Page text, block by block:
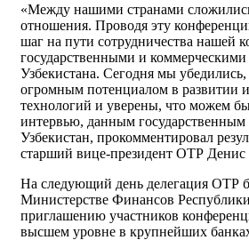
«Между нашими странами
отношения. Проводя эту
шаг на пути сотрудничества нашей
государственными и коммерческими
Узбекистана. Сегодня мы убедились,
огромным потенциалом в развитии
технологий и уверены, что можем
интервью, данным государственным
Узбекистан, прокомментировал
старший вице-президент ОТР
На следующий день делегация ОТР
Министерстве Финансов
приглашению участников
высшем уровне в крупнейших